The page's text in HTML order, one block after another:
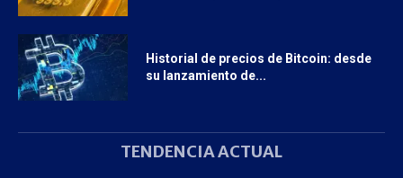
Historial de precios de Bitcoin: desde
su lanzamiento de...
TENDENCIA ACTUAL